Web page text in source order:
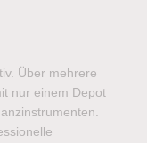
Über mehrere
nur einem Depot